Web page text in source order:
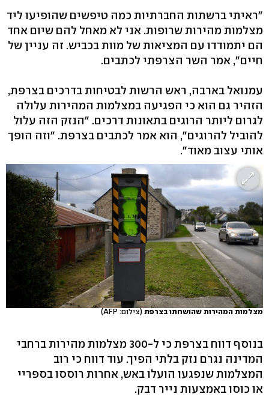
"ראיתי ברשתות החברתיות כמה טיפשים שהופיעו ליד
מצלמות מהירות שרופות. אני לא מאחל להם שיום אחד
הם יתמודדו עם המציאות של מוות בכביש. זה עניין של
חיים", אמר השר הצרפתי לכתבים.
עמנואל בארבה, ראש הרשות לבטיחות בדרכים בצרפת,
הזהיר גם הוא כי הפגיעה במצלמות המהירות עלולה
לגרום ליותר הרוגים בתאונות דרכים. "הנזק הזה עלול
להוביל להרוגים", הוא אמר לכתבים בצרפת. "וזה הופך
אותי עצוב מאוד".
מצלמות המהירות שהושחתו בצרפת (צילום: AFP)
בנוסף דווח בצרפת כי ל-300 מצלמות מהירות ברחבי
המדינה נגרם נזק בלתי הפיך. עוד דווח כי רוב
המצלמות שנפגעו הועלו באש, אחרות רוססו בספריי
או כוסו באמצעות נייר דבק.